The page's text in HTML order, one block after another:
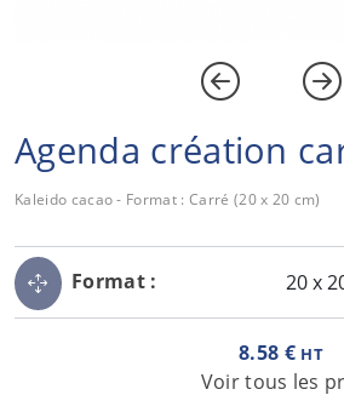
Agenda création
Kaleido cacao - Format : Carré (20 x 20 cm)
Format :
8.58 € HT
Voir tous les